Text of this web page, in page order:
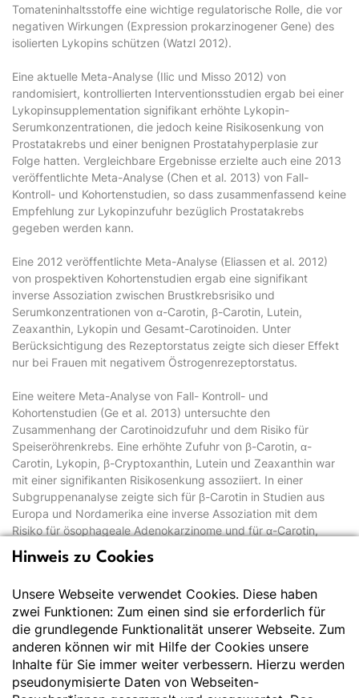
Tomateninhaltsstoffe eine wichtige regulatorische Rolle, die vor
negativen Wirkungen (Expression prokarzinogener Gene) des
isolierten Lykopins schützen (Watzl 2012).
Eine aktuelle Meta-Analyse (Ilic und Misso 2012) von
randomisiert, kontrollierten Interventionsstudien ergab bei einer
Lykopinsupplementation signifikant erhöhte Lykopin-
Serumkonzentrationen, die jedoch keine Risikosenkung von
Prostatakrebs und einer benignen Prostatahyperplasie zur
Folge hatten. Vergleichbare Ergebnisse erzielte auch eine 2013
veröffentlichte Meta-Analyse (Chen et al. 2013) von Fall-
Kontroll- und Kohortenstudien, so dass zusammenfassend keine
Empfehlung zur Lykopinzufuhr bezüglich Prostatakrebs
gegeben werden kann.
Eine 2012 veröffentlichte Meta-Analyse (Eliassen et al. 2012)
von prospektiven Kohortenstudien ergab eine signifikant
inverse Assoziation zwischen Brustkrebsrisiko und
Serumkonzentrationen von α-Carotin, β-Carotin, Lutein,
Zeaxanthin, Lykopin und Gesamt-Carotinoiden. Unter
Berücksichtigung des Rezeptorstatus zeigte sich dieser Effekt
nur bei Frauen mit negativem Östrogenrezeptorstatus.
Eine weitere Meta-Analyse von Fall- Kontroll- und
Kohortenstudien (Ge et al. 2013) untersuchte den
Zusammenhang der Carotinoidzufuhr und dem Risiko für
Speiseröhrenkrebs. Eine erhöhte Zufuhr von β-Carotin, α-
Carotin, Lykopin, β-Cryptoxanthin, Lutein und Zeaxanthin war
mit einer signifikanten Risikosenkung assoziiert. In einer
Subgruppenanalyse zeigte sich für β-Carotin in Studien aus
Europa und Nordamerika eine inverse Assoziation mit dem
Risiko für ösophageale Adenokarzinome und für α-Carotin,
Lykopin und β-Cryptoxanthin hinsichtlich des Risikos für
ösophageale Plattenepithelkarzinome.
Metabolisches Syndrom und Gefäßkrankheiten
Wie im Ernährungsbericht 2012 (Watzl 2012) beschrieben,
zeigen Querschnittstudien, dass eine hohe alimentäre Gesamt-
Carotinoidzufuhr bzw. eine hohe Carotinoidkonzentration im
Blut mit einem verringerten Risiko für das Metabolische
Hinweis zu Cookies
Unsere Webseite verwendet Cookies. Diese haben
zwei Funktionen: Zum einen sind sie erforderlich für
die grundlegende Funktionalität unserer Webseite. Zum
anderen können wir mit Hilfe der Cookies unsere
Inhalte für Sie immer weiter verbessern. Hierzu werden
pseudonymisierte Daten von Webseiten-